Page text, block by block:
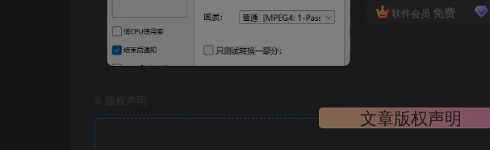
软件会员 免费
版权声明
文章版权声明